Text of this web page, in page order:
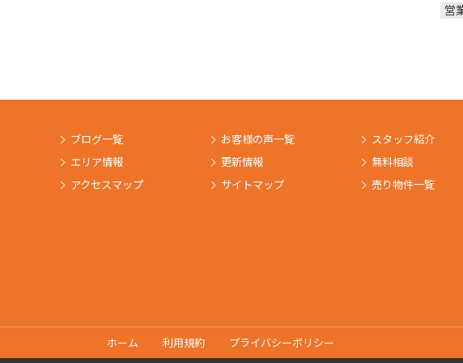
営
ブログ一覧
エリア情報
アクセスマップ
お客様の声一覧
更新情報
サイトマップ
スタッフ紹介
無料相談
売り物件一覧
ホーム 利用規約 プライバシーポリシー